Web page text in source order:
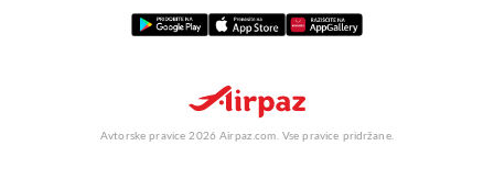
Avtorske pravice 2026 Airpaz.com. Vse pravice pridržane.